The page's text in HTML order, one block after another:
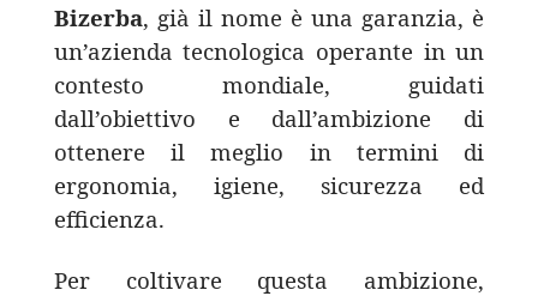
Bizerba, già il nome è una garanzia, è
un’azienda tecnologica operante in un
contesto mondiale, guidati
dall’obiettivo e dall’ambizione di
ottenere il meglio in termini di
ergonomia, igiene, sicurezza ed
efficienza.
Per coltivare questa ambizione,